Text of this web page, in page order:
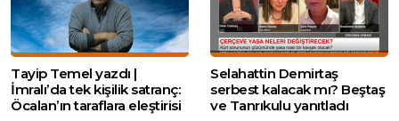
Tayip Temel yazdı |
İmralı’da tek kişilik satranç:
Öcalan’ın taraflara eleştirisi
Selahattin Demirtaş
serbest kalacak mı? Beştaş
ve Tanrıkulu yanıtladı